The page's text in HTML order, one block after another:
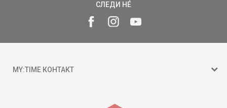
СЛЕДИ НÉ
MY:TIME КОНТАКТ